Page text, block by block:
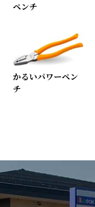
ペンチ
かるいパワーペン
チ